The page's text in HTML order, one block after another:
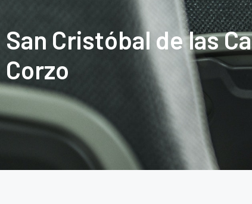
San Cristóbal de las
Corzo